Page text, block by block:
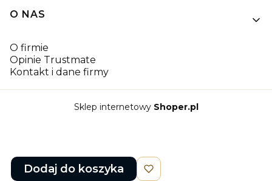
O NAS
O firmie
Opinie Trustmate
Kontakt i dane firmy
Sklep internetowy Shoper.pl
Dodaj do koszyka